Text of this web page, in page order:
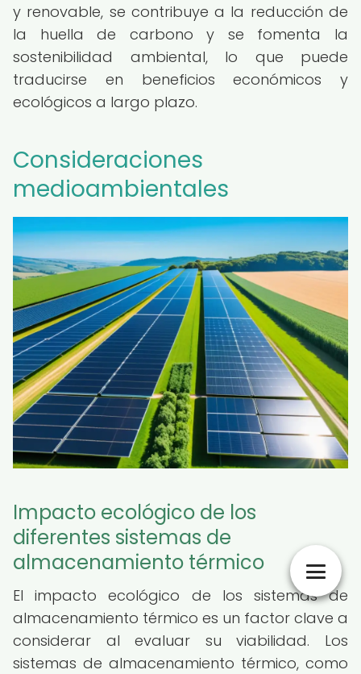
y renovable, se contribuye a la reducción de
la huella de carbono y se fomenta la
sostenibilidad ambiental, lo que puede
traducirse en beneficios económicos y
ecológicos a largo plazo.
Consideraciones
medioambientales
Impacto ecológico de los
diferentes sistemas de
almacenamiento térmico
El impacto ecológico de los sistemas de
almacenamiento térmico es un factor clave a
considerar al evaluar su viabilidad. Los
sistemas de almacenamiento térmico, como